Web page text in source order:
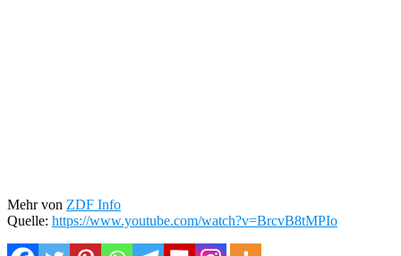
Mehr von ZDF Info
Quelle: https://www.youtube.com/watch?v=BrcvB8tMPIo